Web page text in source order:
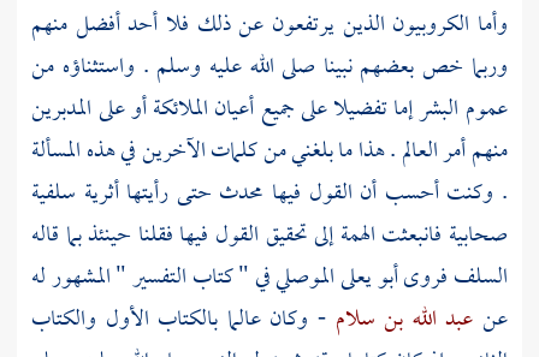
وأما الكروبيون الذين يرتفعون عن ذلك فلا أحد أفضل منهم
وربما خص بعضهم نبينا صلى الله عليه وسلم . واستثناؤه من
عموم البشر إما تفضيلا على جميع أعيان الملائكة أو على المدبرين
منهم أمر العالم . هذا ما بلغني من كلمات الآخرين في هذه المسألة
. وكنت أحسب أن القول فيها محدث حتى رأيتها أثرية سلفية
صحابية فانبعثت الهمة إلى تحقيق القول فيها فقلنا حينئذ بما قاله
السلف فروىأبو يعلى الموصليفي " كتاب التفسير " المشهور له
عن عبد الله بن سلام - وكان عالما بالكتاب الأول والكتاب